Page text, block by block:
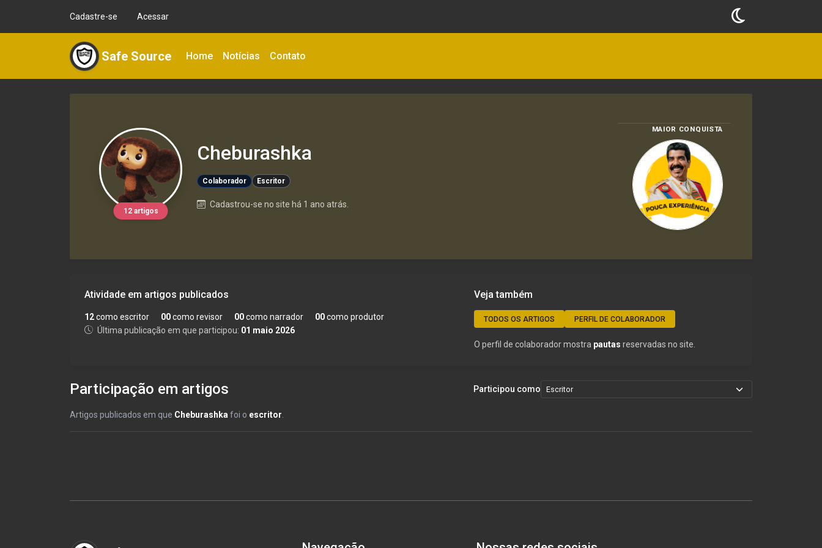
Cadastre-se Acessar
Safe Source Home Notícias Contato
12 artigos
Cheburashka
Colaborador Escritor
Cadastrou-se no site há 1 ano atrás.
MAIOR CONQUISTA
Atividade em artigos publicados
12como escritor 00como revisor 00como narrador 00como produtor
Última publicação em que participou: 01 maio 2026
Veja também
TODOS OS ARTIGOS PERFIL DE COLABORADOR
O perfil de colaborador mostra pautas reservadas no site.
Participação em artigos Participou como
Artigos publicados em que Cheburashka foi o escritor